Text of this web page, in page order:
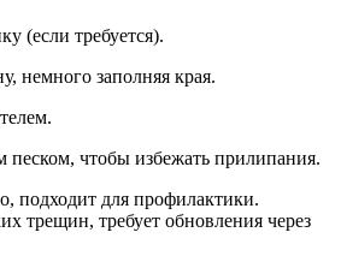
(если требуется).
немного заполняя края.
песком, чтобы избежать прилипания.
подходит для профилактики.
трещин, требует обновления через